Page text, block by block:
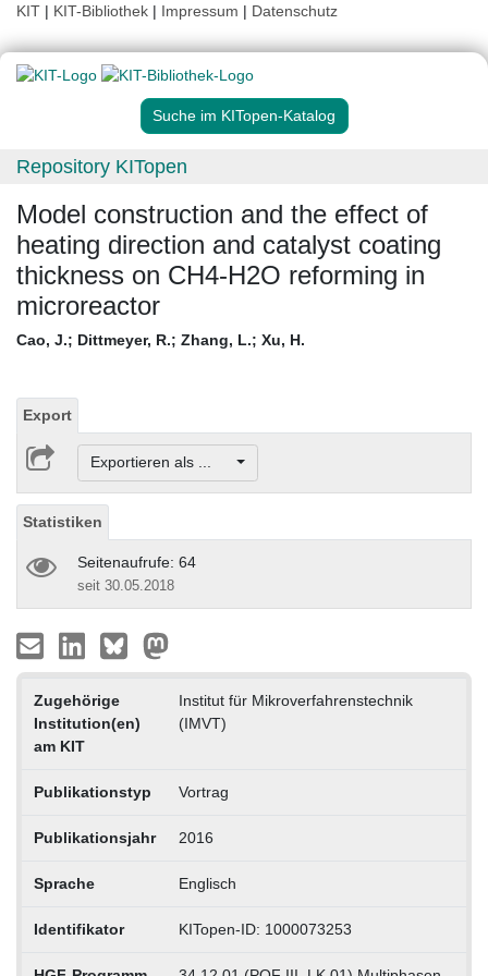
KIT | KIT-Bibliothek | Impressum | Datenschutz
Suche im KITopen-Katalog
Repository KITopen
Model construction and the effect of
heating direction and catalyst coating
thickness on CH4-H2O reforming in
microreactor
Cao, J.; Dittmeyer, R.; Zhang, L.; Xu, H.
Export
Exportieren als ...
Statistiken
Seitenaufrufe: 64
seit 30.05.2018
Zugehörige
Institution(en)
am KIT
Institut für Mikroverfahrenstechnik
(IMVT)
Publikationstyp Vortrag
Publikationsjahr 2016
Sprache Englisch
Identifikator KITopen-ID: 1000073253